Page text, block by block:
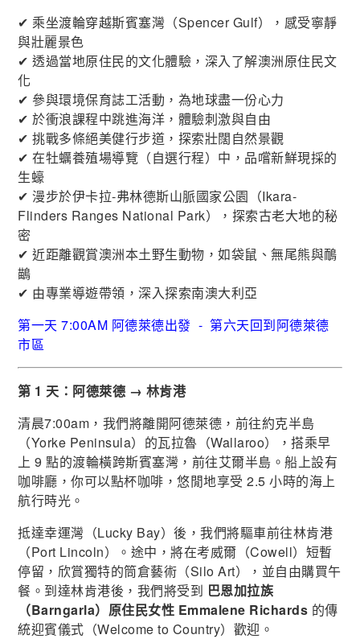
✔ 乘坐渡輪穿越斯賓塞灣（Spencer Gulf），感受寧靜
與壯麗景色
✔ 透過當地原住民的文化體驗，深入了解澳洲原住民文
化
✔ 參與環境保育誌工活動，為地球盡一份心力
✔ 於衝浪課程中跳進海洋，體驗刺激與自由
✔ 挑戰多條絕美健行步道，探索壯闊自然景觀
✔ 在牡蠣養殖場導覽（自選行程）中，品嚐新鮮現採的
生蠔
✔ 漫步於伊卡拉-弗林德斯山脈國家公園（Ikara-
Flinders Ranges National Park），探索古老大地的秘
密
✔ 近距離觀賞澳洲本土野生動物，如袋鼠、無尾熊與鴯
鶓
✔ 由專業導遊帶領，深入探索南澳大利亞
第一天 7:00AM 阿德萊德出發 - 第六天回到阿德萊德
市區
第 1 天：阿德萊德 → 林肯港
清晨7:00am，我們將離開阿德萊德，前往約克半島
（Yorke Peninsula）的瓦拉魯（Wallaroo），搭乘早
上 9 點的渡輪橫跨斯賓塞灣，前往艾爾半島。船上設有
咖啡廳，你可以點杯咖啡，悠閒地享受 2.5 小時的海上
航行時光。
抵達幸運灣（Lucky Bay）後，我們將驅車前往林肯港
（Port Lincoln）。途中，將在考威爾（Cowell）短暫
停留，欣賞獨特的筒倉藝術（Silo Art），並自由購買午
餐。到達林肯港後，我們將受到 巴恩加拉族
（Barngarla）原住民女性 Emmalene Richards 的傳
統迎賓儀式（Welcome to Country）歡迎。